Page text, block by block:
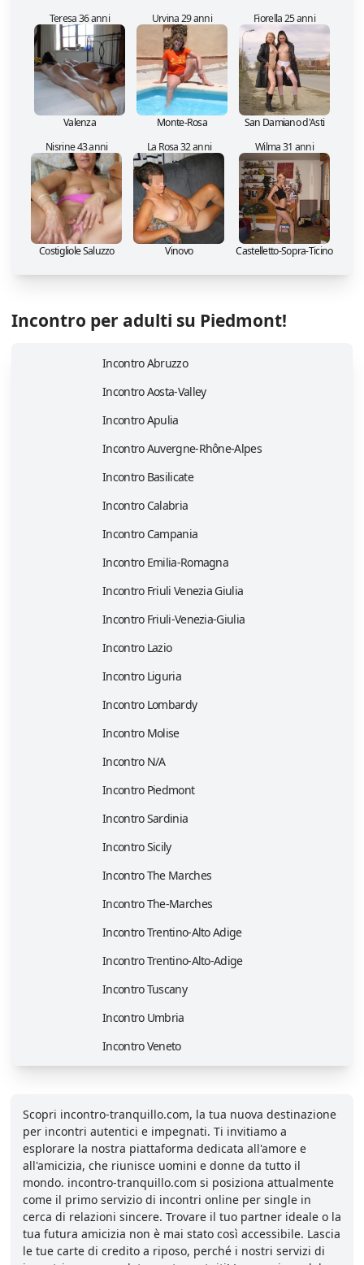
Teresa 36 anni
Valenza
Urvina 29 anni
Monte-Rosa
Fiorella 25 anni
San Damiano d'Asti
Nisrine 43 anni
Costigliole Saluzzo
La Rosa 32 anni
Vinovo
Wilma 31 anni
Castelletto-Sopra-Ticino
Incontro per adulti su Piedmont!
Incontro Abruzzo
Incontro Aosta-Valley
Incontro Apulia
Incontro Auvergne-Rhône-Alpes
Incontro Basilicate
Incontro Calabria
Incontro Campania
Incontro Emilia-Romagna
Incontro Friuli Venezia Giulia
Incontro Friuli-Venezia-Giulia
Incontro Lazio
Incontro Liguria
Incontro Lombardy
Incontro Molise
Incontro N/A
Incontro Piedmont
Incontro Sardinia
Incontro Sicily
Incontro The Marches
Incontro The-Marches
Incontro Trentino-Alto Adige
Incontro Trentino-Alto-Adige
Incontro Tuscany
Incontro Umbria
Incontro Veneto
Scopri incontro-tranquillo.com, la tua nuova destinazione
per incontri autentici e impegnati. Ti invitiamo a
esplorare la nostra piattaforma dedicata all'amore e
all'amicizia, che riunisce uomini e donne da tutto il
mondo. incontro-tranquillo.com si posiziona attualmente
come il primo servizio di incontri online per single in
cerca di relazioni sincere. Trovare il tuo partner ideale o la
tua futura amicizia non è mai stato così accessibile. Lascia
le tue carte di credito a riposo, perché i nostri servizi di